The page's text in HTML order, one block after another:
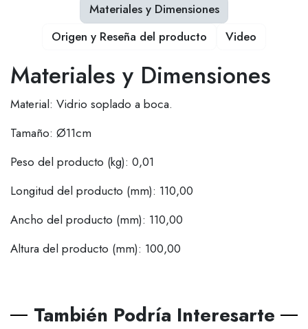
Materiales y Dimensiones
Material: Vidrio soplado a boca.
Tamaño: Ø11cm
Peso del producto (kg): 0,01
Longitud del producto (mm): 110,00
Ancho del producto (mm): 110,00
Altura del producto (mm): 100,00
Materiales y Dimensiones
Origen y Reseña del producto
Video
También Podría Interesarte